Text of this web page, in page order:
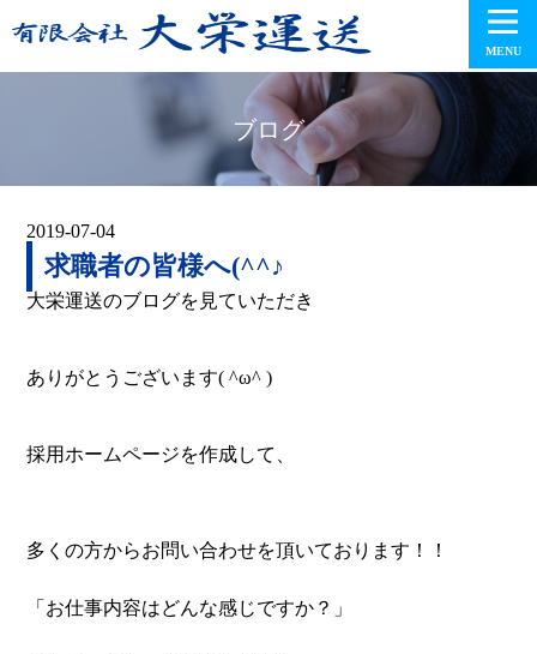
MENU
ブログ
2019-07-04
求職者の皆様へ(^^♪
大栄運送のブログを見ていただき
ありがとうございます( ^ω^ )
採用ホームページを作成して、
多くの方からお問い合わせを頂いております！！
「お仕事内容はどんな感じですか？」